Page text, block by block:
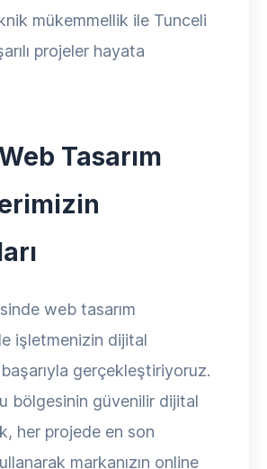
mükemmellik ile Tunceli
projeler hayata
Tasarım
web tasarım
işletmenizin dijital
gerçekleştiriyoruz.
bölgesinin güvenilir dijital
her projede en son
markanızın online